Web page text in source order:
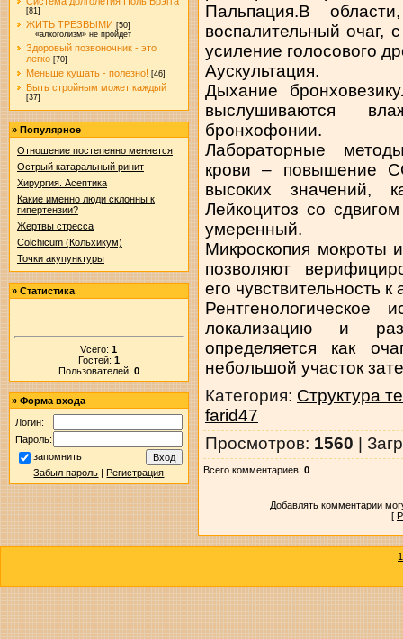
[81]
ЖИТЬ ТРЕЗВЫМИ [50]
«алкоголизм» не пройдет
Здоровый позвоночник - это
легко [70]
Меньше кушать - полезно! [46]
Быть стройным может каждый
[37]
» Популярное
Отношение постепенно меняется
Острый катаральный ринит
Хирургия. Асептика
Какие именно люди склонны к
гипертензии?
Жертвы стресса
Colchicum (Кольхикум)
Точки акупунктуры
» Статистика
Vсего:1
Гостей: 1
Пользователей: 0
» Форма входа
Логин:
Пароль:
запомнить
Забыл пароль |Регистрация
Пальпация.В
воспалительный очаг,
усиление голосового
Аускультация.
Дыхание
выслушиваются
бронхофонии.
Лабораторные
крови – повышение
высоких значений,
Лейкоцитоз со
умеренный.
Микроскопия мокроты
позволяют
его чувствительность
Рентгенологическое
локализацию и
определяется как
небольшой участок
Категория: Структура
farid47
Просмотров: 1560 |
Всего комментариев: 0
Добавлять комментарии
[